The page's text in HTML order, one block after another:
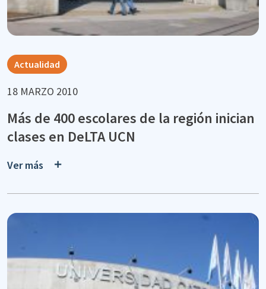
Actualidad
18 MARZO 2010
Más de 400 escolares de la región inician
clases en DeLTA UCN
Ver más